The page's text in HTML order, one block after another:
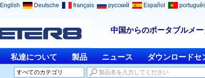
中国からのポータブルメ
English Deutsche français русский Español
私達について 製品 ニュース ダウンロードセ
すべてのカテゴリ